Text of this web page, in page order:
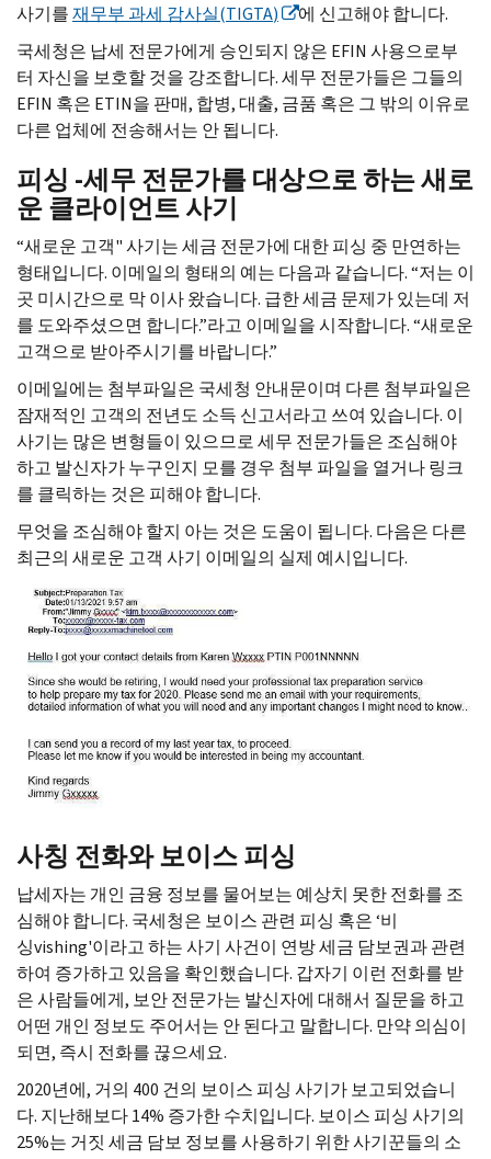
사기를재무부 과세 감사실(TIGTA)
에 신고해야 합니다.
국세청은 납세 전문가에게 승인되지 않은 EFIN 사용으로부
터 자신을 보호할 것을 강조합니다. 세무 전문가들은 그들의
EFIN 혹은 ETIN을 판매, 합병, 대출, 금품 혹은 그 밖의 이유로
다른 업체에 전송해서는 안 됩니다.
피싱 -세무 전문가를 대상으로 하는 새로
운 클라이언트 사기
“새로운 고객" 사기는 세금 전문가에 대한 피싱 중 만연하는
형태입니다. 이메일의 형태의 예는 다음과 같습니다. “저는 이
곳 미시간으로 막 이사 왔습니다. 급한 세금 문제가 있는데 저
를 도와주셨으면 합니다.”라고 이메일을 시작합니다. “새로운
고객으로 받아주시기를 바랍니다.”
이메일에는 첨부파일은 국세청 안내문이며 다른 첨부파일은
잠재적인 고객의 전년도 소득 신고서라고 쓰여 있습니다. 이
사기는 많은 변형들이 있으므로 세무 전문가들은 조심해야
하고 발신자가 누구인지 모를 경우 첨부 파일을 열거나 링크
를 클릭하는 것은 피해야 합니다.
무엇을 조심해야 할지 아는 것은 도움이 됩니다. 다음은 다른
최근의 새로운 고객 사기 이메일의 실제 예시입니다.
사칭 전화와 보이스 피싱
납세자는 개인 금융 정보를 물어보는 예상치 못한 전화를 조
심해야 합니다. 국세청은 보이스 관련 피싱 혹은 ‘비
싱vishing'이라고 하는 사기 사건이 연방 세금 담보권과 관련
하여 증가하고 있음을 확인했습니다. 갑자기 이런 전화를 받
은 사람들에게, 보안 전문가는 발신자에 대해서 질문을 하고
어떤 개인 정보도 주어서는 안 된다고 말합니다. 만약 의심이
되면, 즉시 전화를 끊으세요.
2020년에, 거의 400 건의 보이스 피싱 사기가 보고되었습니
다. 지난해보다 14% 증가한 수치입니다. 보이스 피싱 사기의
25%는 거짓 세금 담보 정보를 사용하기 위한 사기꾼들의 소